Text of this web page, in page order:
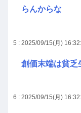
らんからな
5 : 2025/09/15(月)
創価末端は貧乏
6 : 2025/09/15(月)